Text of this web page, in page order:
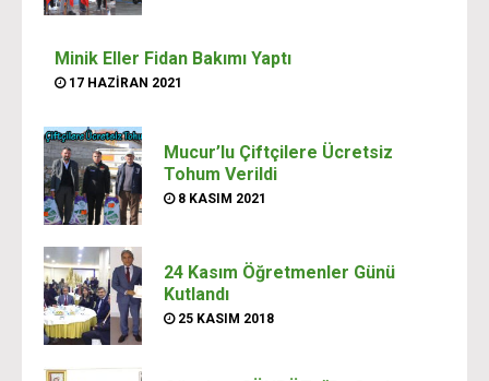
Minik Eller Fidan Bakımı Yaptı
17 HAZIRAN 2021
Mucur’lu Çiftçilere Ücretsiz
Tohum Verildi
8 KASIM 2021
24 Kasım Öğretmenler Günü
Kutlandı
25 KASIM 2018